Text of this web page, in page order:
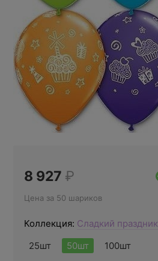
8 927 ₽
Цена за 50 шариков
Коллекция: Сладкий праздник
25шт
50шт 100шт